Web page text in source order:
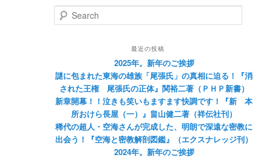
Search
最近の投稿
2025年。新年のご挨拶
謎に包まれた東海の雄族「尾張氏」の真相に迫る！『消
された王権 尾張氏の正体』関裕二著（ＰＨＰ新書）
新章開幕！！泣きも笑いもますます快調です！『新 本
所おけら長屋（一）』畠山健二著（祥伝社刊）
稀代の超人・空海さんが完成した、明朗で深遠な密教に
出会う！『空海と密教解剖図鑑』（エクスナレッジ刊）
2024年。新年のご挨拶